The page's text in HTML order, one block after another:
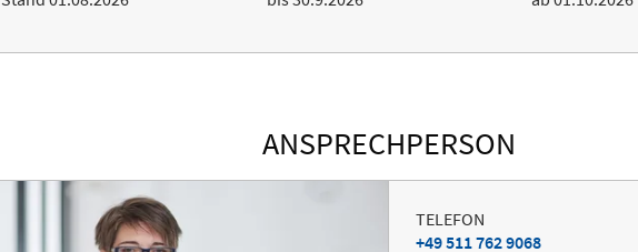
ANSPRECHPERSON
TELEFON
+49 511 762 9068